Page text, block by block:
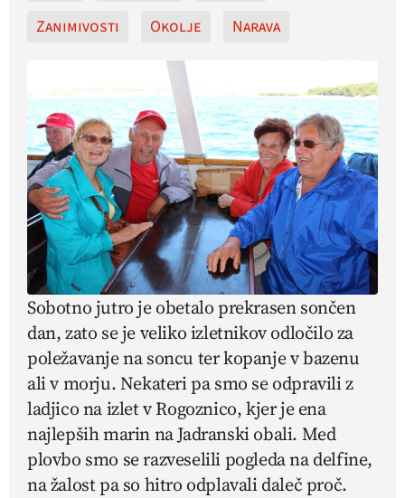
Zanimivosti
Okolje Narava
Sobotno jutro je obetalo prekrasen sončen
dan, zato se je veliko izletnikov odločilo za
poležavanje na soncu ter kopanje v bazenu
ali v morju. Nekateri pa smo se odpravili z
ladjico na izlet v Rogoznico, kjer je ena
najlepših marin na Jadranski obali. Med
plovbo smo se razveselili pogleda na delfine,
na žalost pa so hitro odplavali daleč proč.